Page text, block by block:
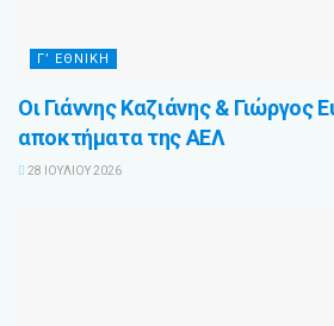
Γ’ ΕΘΝΙΚΉ
Οι Γιάννης Καζιάνης & Γιώργος
αποκτήματα της ΑΕΛ
28 ΙΟΥΛΊΟΥ 2026